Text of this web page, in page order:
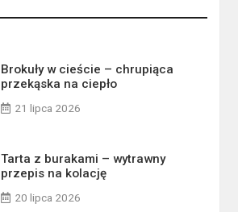
Brokuły w cieście – chrupiąca
przekąska na ciepło
21 lipca 2026
Tarta z burakami – wytrawny
przepis na kolację
20 lipca 2026